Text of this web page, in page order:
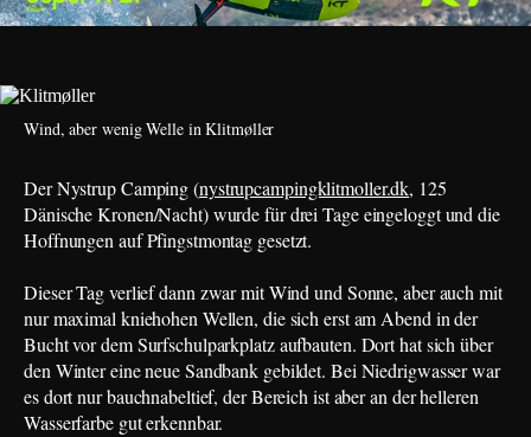
Wind, aber wenig Welle in Klitmøller
Der Nystrup Camping (nystrupcampingklitmoller.dk, 125
Dänische Kronen/Nacht) wurde für drei Tage eingeloggt und die
Hoffnungen auf Pfingstmontag gesetzt.
Dieser Tag verlief dann zwar mit Wind und Sonne, aber auch mit
nur maximal kniehohen Wellen, die sich erst am Abend in der
Bucht vor dem Surfschulparkplatz aufbauten. Dort hat sich über
den Winter eine neue Sandbank gebildet. Bei Niedrigwasser war
es dort nur bauchnabeltief, der Bereich ist aber an der helleren
Wasserfarbe gut erkennbar.